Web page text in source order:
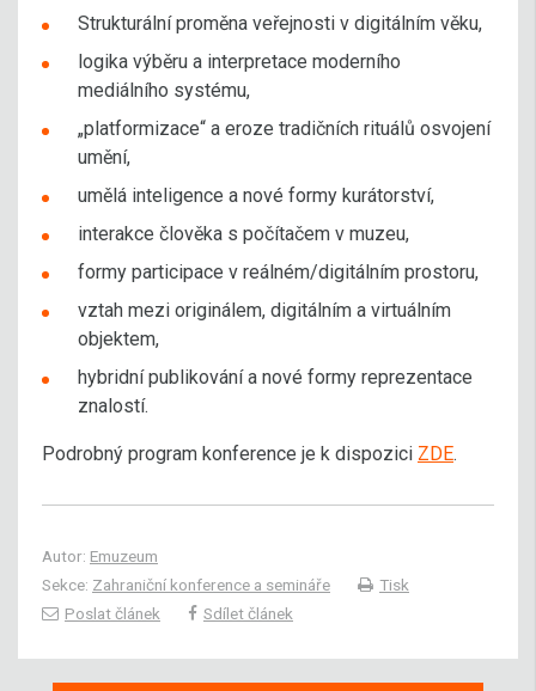
Strukturální proměna veřejnosti v digitálním věku,
logika výběru a interpretace moderního
mediálního systému,
„platformizace“ a eroze tradičních rituálů osvojení
umění,
umělá inteligence a nové formy kurátorství,
interakce člověka s počítačem v muzeu,
formy participace v reálném/digitálním prostoru,
vztah mezi originálem, digitálním a virtuálním
objektem,
hybridní publikování a nové formy reprezentace
znalostí.
Podrobný program konference je k dispozici ZDE.
Autor: Emuzeum
Sekce: Zahraniční konference a semináře
Tisk
Poslat článek
Sdílet článek